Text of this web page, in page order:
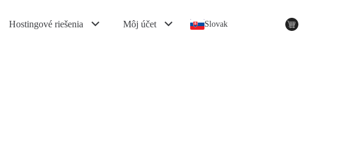
Hostingové riešenia Môj účet Slovak